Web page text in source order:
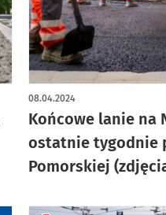
Końcowe lanie na
ostatnie tygodnie
Pomorskiej
08.04.2024
artykuł z galerią zdjęć